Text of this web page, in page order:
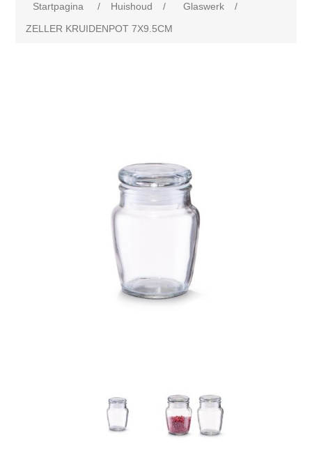
Startpagina / Huishoud / Glaswerk
/
ZELLER KRUIDENPOT 7X9.5CM